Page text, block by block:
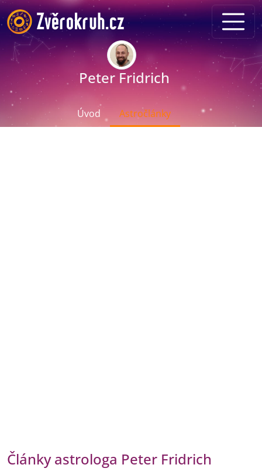
Peter Fridrich
Úvod Astročlánky
Články astrologa Peter Fridrich